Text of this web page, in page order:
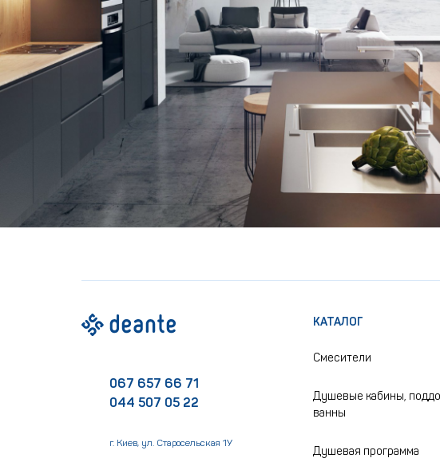
КАТАЛОГ
Смесители
Душевые кабины,
ванны
Душевая программа
067 657 66 71
044 507 05 22
г. Киев, ул. Старосельская 1У